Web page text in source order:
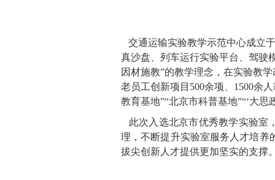
交通运输实验教学示范中心成立
真沙盘、列车运行实验平台、驾驶
因材施教”的教学理念，在实验教
老员工创新项目500余项、1500余
教育基地”“北京市科普基地”“‘大
此次入选北京市优秀教学实验室
理，不断提升实验室服务人才培养
拔尖创新人才提供更加坚实的支撑